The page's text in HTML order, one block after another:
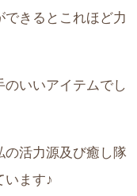
きるとこれほど力
いいアイテムでし
の活力源及び癒し隊
います♪